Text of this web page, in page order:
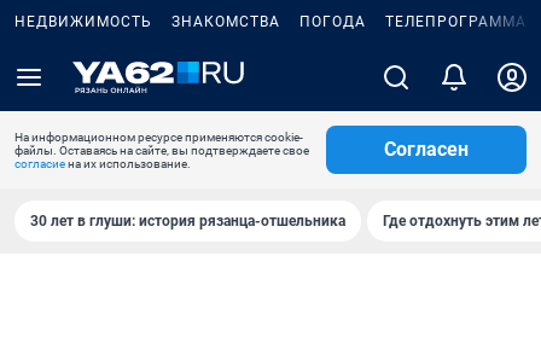
НЕДВИЖИМОСТЬ ЗНАКОМСТВА ПОГОДА ТЕЛЕПРОГРАММА
На информационном ресурсе применяются cookie-
файлы. Оставаясь на сайте, вы подтверждаете свое
согласиена их использование.
Согласен
30 лет в глуши: история рязанца-отшельника Где отдохнуть этим